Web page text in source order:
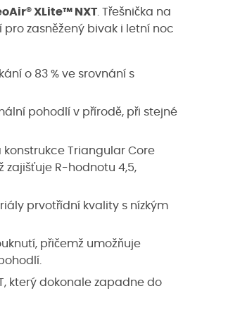
XLite™ NXT . Třešnička na
zasněžený bivak i letní noc
o 83 % ve srovnání s
pohodlí v přírodě, při stejné
Triangular Core
zajišťuje R-hodnotu 4,5,
prvotřídní kvality s nízkým
přičemž umožňuje
který dokonale zapadne do